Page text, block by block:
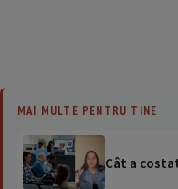
MAI MULTE PENTRU TINE
Cât a